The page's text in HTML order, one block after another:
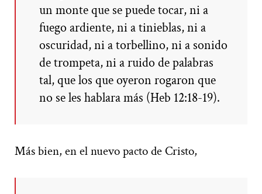
un monte que se puede tocar, ni a
fuego ardiente, ni a tinieblas, ni a
oscuridad, ni a torbellino, ni a sonido
de trompeta, ni a ruido de palabras
tal, que los que oyeron rogaron que
no se les hablara más (Heb 12:18-19).
Más bien, en el nuevo pacto de Cristo,